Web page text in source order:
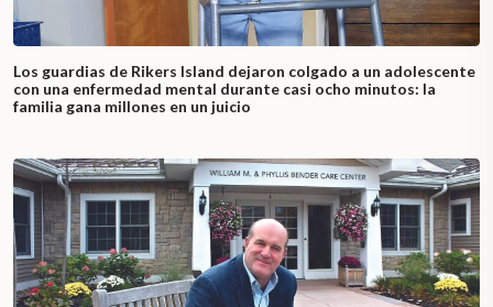
Los guardias de Rikers Island dejaron colgado a un adolescente
con una enfermedad mental durante casi ocho minutos: la
familia gana millones en un juicio